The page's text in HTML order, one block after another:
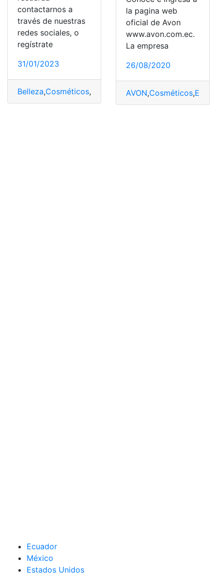
contactarnos a
través de nuestras
redes sociales, o
regístrate
31/01/2023
Belleza,Cosméticos, Oportunidad,Plantas,sembrar
la pagina web
oficial de Avon
www.avon.com.ec.
La empresa
26/08/2020
AVON,Cosméticos,
Ecuador
México
Estados Unidos